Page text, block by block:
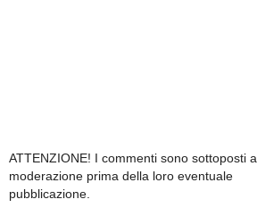
ATTENZIONE! I commenti sono sottoposti a
moderazione prima della loro eventuale
pubblicazione.